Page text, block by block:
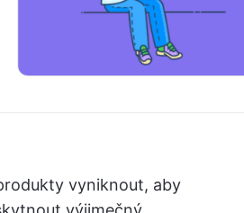
vyniknout, aby